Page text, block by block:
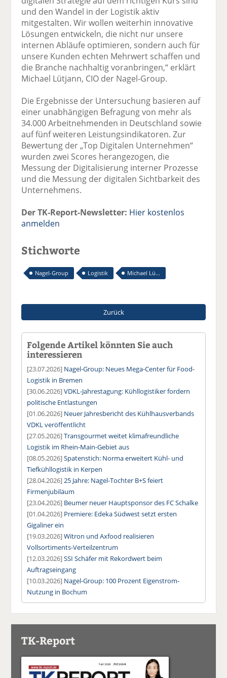
und den Wandel in der Logistik aktiv
mitgestalten. Wir wollen weiterhin innovative
Lösungen entwickeln, die nicht nur unsere
internen Abläufe optimieren, sondern auch für
unsere Kunden echten Mehrwert schaffen und
die Branche nachhaltig voranbringen,“ erklärt
Michael Lütjann, CIO der Nagel-Group.
Die Ergebnisse der Untersuchung basieren auf
einer unabhängigen Befragung von mehr als
34.000 Arbeitnehmenden in Deutschland sowie
auf fünf weiteren Leistungsindikatoren. Zur
Bewertung der „Top Digitalen Unternehmen“
wurden zwei Scores herangezogen, die
Messung der Digitalisierung interner Prozesse
und die Messung der digitalen Sichtbarkeit des
Unternehmens.
Der TK-Report-Newsletter: Hier kostenlos
anmelden
Stichworte
Nagel-Group Logistik Michael Lü...
Zurück
Folgende Artikel könnten Sie auch
interessieren
[23.07.2026] Nagel-Group: Neues Mega-Center für Food-
Logistik in Bremen
[30.06.2026]VDKL-Jahrestagung: Kühllogistiker fordern
politische Entlastungen
[01.06.2026] Neuer Jahresbericht des Kühlhausverbands
VDKL veröffentlicht
[27.05.2026]Transgourmet weitet klimafreundliche
Logistik im Rhein-Main-Gebiet aus
[08.05.2026]Spatenstich: Norma erweitert Kühl- und
Tiefkühllogistik in Kerpen
[28.04.2026]25 Jahre: Nagel-Tochter B+S feiert
Firmenjubiläum
[23.04.2026] Beumer neuer Hauptsponsor des FC Schalke
[01.04.2026] Premiere: Edeka Südwest setzt ersten
Gigaliner ein
[19.03.2026]Witron und Axfood realisieren
Vollsortiments-Verteilzentrum
[12.03.2026]SSI Schäfer mit Rekordwert beim
Auftragseingang
[10.03.2026] Nagel-Group: 100 Prozent Eigenstrom-
Nutzung in Bochum
TK-Report